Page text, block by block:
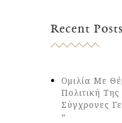
Recent Posts
Ομιλία Με
Πολιτική
Σύγχρονες
“